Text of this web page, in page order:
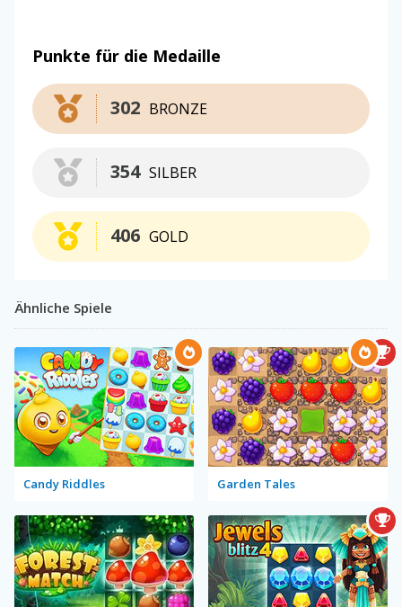
Punkte für die Medaille
BRONZE
302
SILBER
354
GOLD
406
Ähnliche Spiele
Candy Riddles Garden Tales